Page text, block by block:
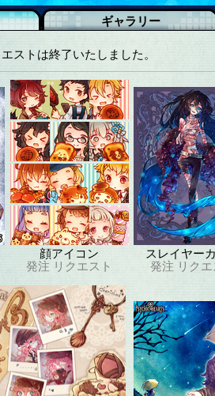
ギャラリー
ストは終了いたしました。
顔アイコン
発注 リクエスト
スレイヤー
発注 リク